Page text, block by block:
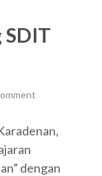
SDIT
dengan